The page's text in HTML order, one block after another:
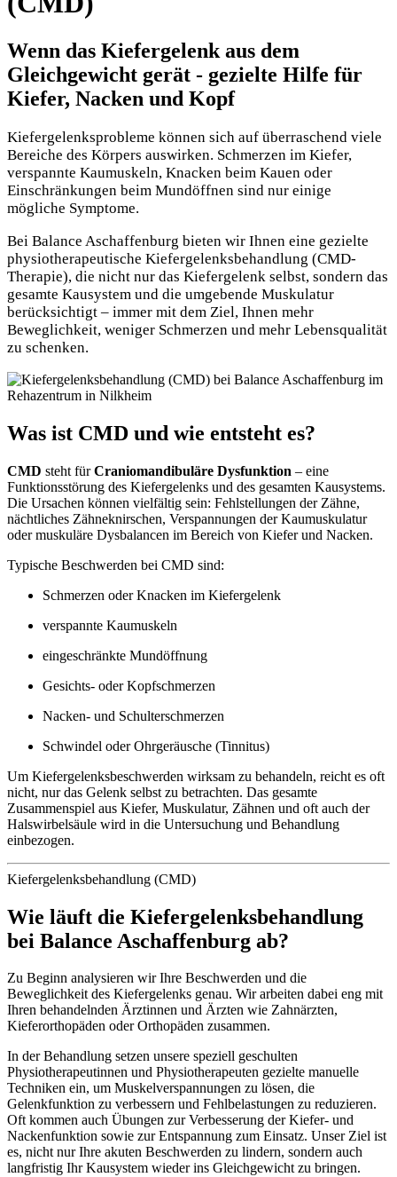
Wenn das Kiefergelenk aus dem
Gleichgewicht gerät - gezielte Hilfe für
Kiefer, Nacken und Kopf
Kiefergelenksprobleme können sich auf überraschend viele
Bereiche des Körpers auswirken. Schmerzen im Kiefer,
verspannte Kaumuskeln, Knacken beim Kauen oder
Einschränkungen beim Mundöffnen sind nur einige
mögliche Symptome.
Bei Balance Aschaffenburg bieten wir Ihnen eine gezielte
physiotherapeutische Kiefergelenksbehandlung (CMD-
Therapie), die nicht nur das Kiefergelenk selbst, sondern das
gesamte Kausystem und die umgebende Muskulatur
berücksichtigt – immer mit dem Ziel, Ihnen mehr
Beweglichkeit, weniger Schmerzen und mehr Lebensqualität
zu schenken.
Was ist CMD und wie entsteht es?
CMD steht fürCraniomandibuläre Dysfunktion – eine
Funktionsstörung des Kiefergelenks und des gesamten Kausystems.
Die Ursachen können vielfältig sein: Fehlstellungen der Zähne,
nächtliches Zähneknirschen, Verspannungen der Kaumuskulatur
oder muskuläre Dysbalancen im Bereich von Kiefer und Nacken.
Typische Beschwerden bei CMD sind:
Schmerzen oder Knacken im Kiefergelenk
verspannte Kaumuskeln
eingeschränkte Mundöffnung
Gesichts- oder Kopfschmerzen
Nacken- und Schulterschmerzen
Schwindel oder Ohrgeräusche (Tinnitus)
Um Kiefergelenksbeschwerden wirksam zu behandeln, reicht es oft
nicht, nur das Gelenk selbst zu betrachten. Das gesamte
Zusammenspiel aus Kiefer, Muskulatur, Zähnen und oft auch der
Halswirbelsäule wird in die Untersuchung und Behandlung
einbezogen.
Kiefergelenksbehandlung (CMD)
Wie läuft die Kiefergelenksbehandlung
bei Balance Aschaffenburg ab?
Zu Beginn analysieren wir Ihre Beschwerden und die
Beweglichkeit des Kiefergelenks genau. Wir arbeiten dabei eng mit
Ihren behandelnden Ärztinnen und Ärzten wie Zahnärzten,
Kieferorthopäden oder Orthopäden zusammen.
In der Behandlung setzen unsere speziell geschulten
Physiotherapeutinnen und Physiotherapeuten gezielte manuelle
Techniken ein, um Muskelverspannungen zu lösen, die
Gelenkfunktion zu verbessern und Fehlbelastungen zu reduzieren.
Oft kommen auch Übungen zur Verbesserung der Kiefer- und
Nackenfunktion sowie zur Entspannung zum Einsatz. Unser Ziel ist
es, nicht nur Ihre akuten Beschwerden zu lindern, sondern auch
langfristig Ihr Kausystem wieder ins Gleichgewicht zu bringen.